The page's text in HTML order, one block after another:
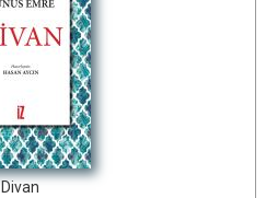
Divan